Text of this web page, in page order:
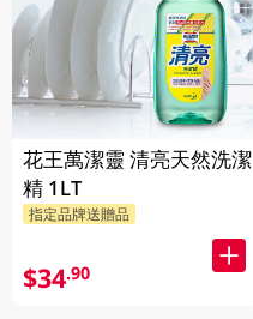
花王萬潔靈 清亮天然洗潔
精 1LT
指定品牌送贈品
$34.90